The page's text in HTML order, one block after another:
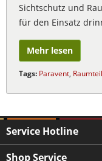
Sichtschutz und
für den Einsatz
Mehr lesen
Tags: Paravent,
Service Hotline
Shop Service